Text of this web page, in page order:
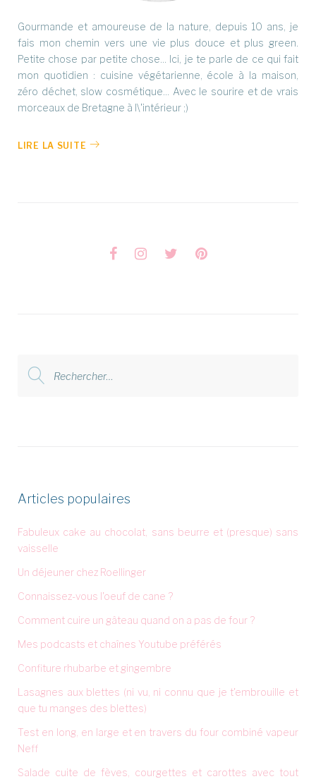
Gourmande et amoureuse de la nature, depuis 10 ans, je
fais mon chemin vers une vie plus douce et plus green.
Petite chose par petite chose... Ici, je te parle de ce qui fait
mon quotidien : cuisine végétarienne, école à la maison,
zéro déchet, slow cosmétique... Avec le sourire et de vrais
morceaux de Bretagne à l\'intérieur ;)
LIRE LA SUITE
Articles populaires
Fabuleux cake au chocolat, sans beurre et (presque) sans
vaisselle
Un déjeuner chez Roellinger
Connaissez-vous l'oeuf de cane ?
Comment cuire un gâteau quand on a pas de four ?
Mes podcasts et chaînes Youtube préférés
Confiture rhubarbe et gingembre
Lasagnes aux blettes (ni vu, ni connu que je t'embrouille et
que tu manges des blettes)
Test en long, en large et en travers du four combiné vapeur
Neff
Salade cuite de fèves, courgettes et carottes avec tout